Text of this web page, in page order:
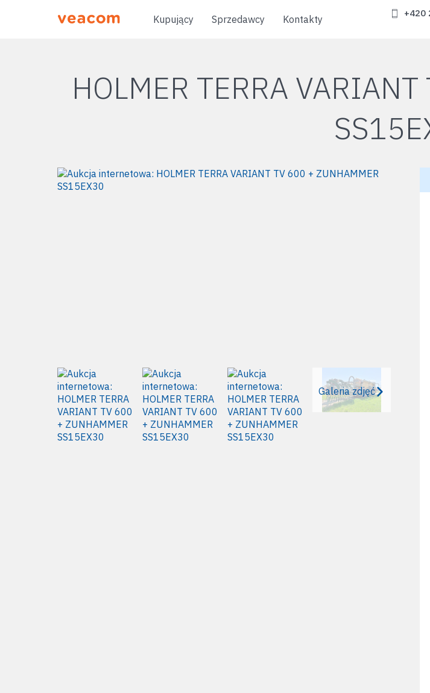
Kupujący Sprzedawcy Kontakty
+420
HOLMER TERRA
Galeria zdjęć